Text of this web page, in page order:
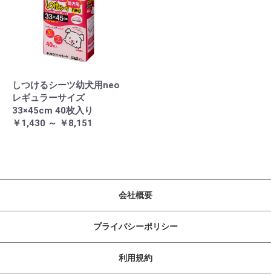
しつけるシーツ幼犬用neo
レギュラーサイズ
33×45cm 40枚入り
￥1,430 ～ ￥8,151
会社概要
プライバシーポリシー
利用規約